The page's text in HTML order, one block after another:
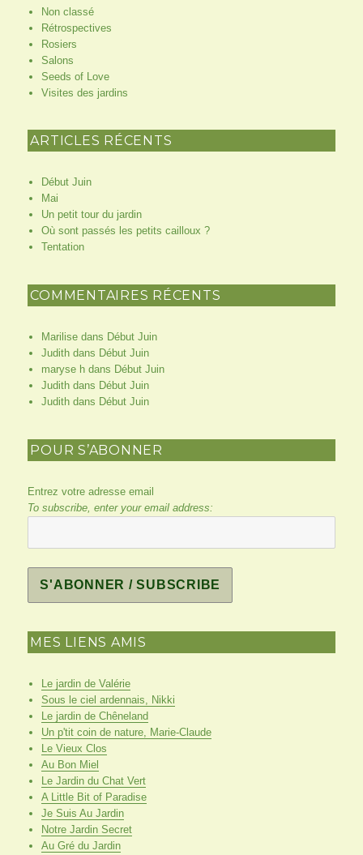
Non classé
Rétrospectives
Rosiers
Salons
Seeds of Love
Visites des jardins
ARTICLES RÉCENTS
Début Juin
Mai
Un petit tour du jardin
Où sont passés les petits cailloux ?
Tentation
COMMENTAIRES RÉCENTS
Marilisedans Début Juin
Judithdans Début Juin
maryse hdans Début Juin
Judithdans Début Juin
Judithdans Début Juin
POUR S’ABONNER
Entrez votre adresse email
To subscribe, enter your email address:
MES LIENS AMIS
Le jardin de Valérie
Sous le ciel ardennais, Nikki
Le jardin de Chêneland
Un p'tit coin de nature, Marie-Claude
Le Vieux Clos
Au Bon Miel
Le Jardin du Chat Vert
A Little Bit of Paradise
Je Suis Au Jardin
Notre Jardin Secret
Au Gré du Jardin